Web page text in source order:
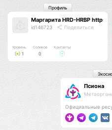
Маргарита HRD-HRBP
id146723 Поделиться
Уровень
1
Соликов
0
Контакты
Профиль
Псиона
Официальные